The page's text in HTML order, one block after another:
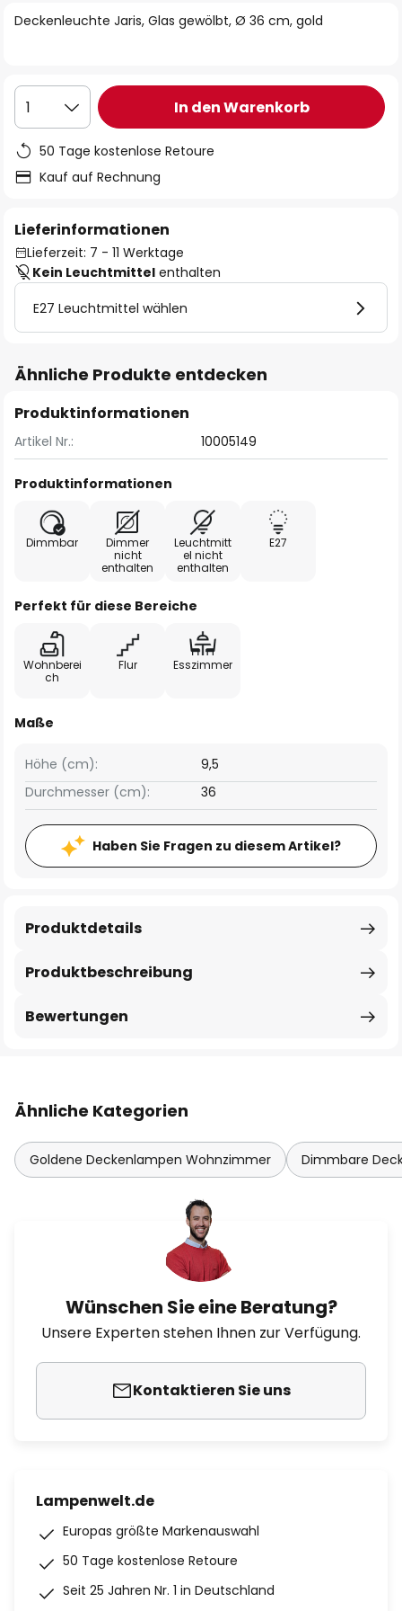
Deckenleuchte Jaris, Glas gewölbt, Ø 36 cm, gold
1 In den Warenkorb
50 Tage kostenlose Retoure
Kauf auf Rechnung
Lieferinformationen
Lieferzeit: 7 - 11 Werktage
Kein Leuchtmittel enthalten
E27 Leuchtmittel wählen
Ähnliche Produkte entdecken
Produktinformationen
Artikel Nr.: 10005149
Produktinformationen
Dimmbar
Dimmer
nicht
enthalten
Leuchtmitt
el nicht
enthalten
E27
Perfekt für diese Bereiche
Wohnberei
ch
Flur Esszimmer
Maße
Höhe (cm):
9,5
Durchmesser (cm):
36
Haben Sie Fragen zu diesem Artikel?
Produktbeschreibung
Produktdetails
Bewertungen
Ähnliche Kategorien
Goldene Deckenlampen Wohnzimmer Dimmbare
Wünschen Sie eine Beratung?
Unsere Experten stehen Ihnen zur Verfügung.
Kontaktieren Sie uns
Lampenwelt.de
Europas größte Markenauswahl
50 Tage kostenlose Retoure
Seit 25 Jahren Nr. 1 in Deutschland